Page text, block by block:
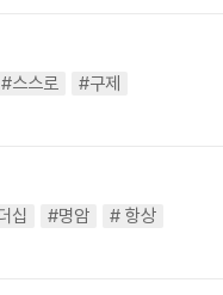
#스스로 #구제
십 #명암 # 항상